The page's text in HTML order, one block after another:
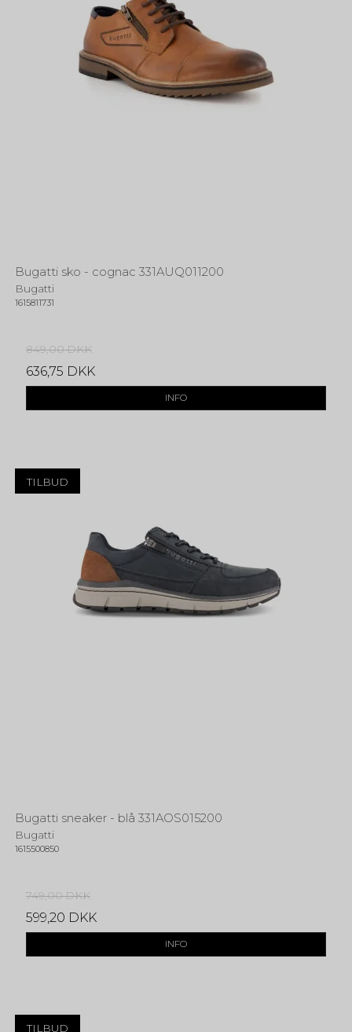
Bugatti sko - cognac 331AUQ011200
Bugatti
1615811731
849,00 DKK
636,75 DKK
INFO
TILBUD
Bugatti sneaker - blå 331AOS015200
Bugatti
1615500850
749,00 DKK
599,20 DKK
INFO
TILBUD